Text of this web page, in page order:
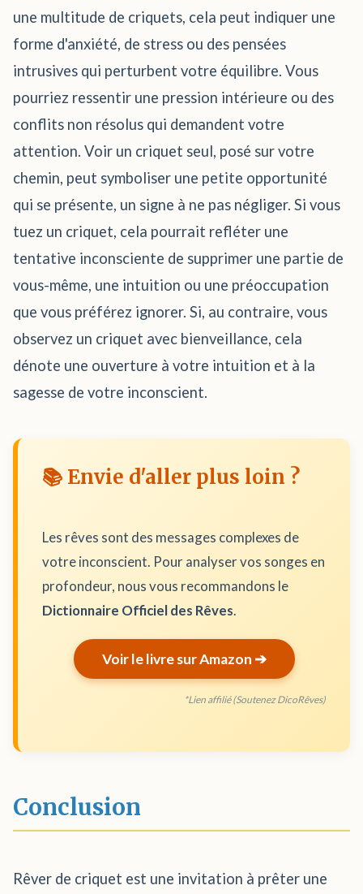
une multitude de criquets, cela peut indiquer une
forme d'anxiété, de stress ou des pensées
intrusives qui perturbent votre équilibre. Vous
pourriez ressentir une pression intérieure ou des
conflits non résolus qui demandent votre
attention. Voir un criquet seul, posé sur votre
chemin, peut symboliser une petite opportunité
qui se présente, un signe à ne pas négliger. Si vous
tuez un criquet, cela pourrait refléter une
tentative inconsciente de supprimer une partie de
vous-même, une intuition ou une préoccupation
que vous préférez ignorer. Si, au contraire, vous
observez un criquet avec bienveillance, cela
dénote une ouverture à votre intuition et à la
sagesse de votre inconscient.
📚 Envie d'aller plus loin ?
Les rêves sont des messages complexes de
votre inconscient. Pour analyser vos songes en
profondeur, nous vous recommandons le
Dictionnaire Officiel des Rêves.
Voir le livre sur Amazon ➔
*Lien affilié (Soutenez DicoRêves)
Conclusion
Rêver de criquet est une invitation à prêter une